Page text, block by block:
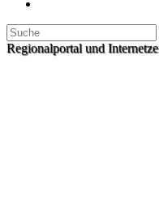
Regionalportal und